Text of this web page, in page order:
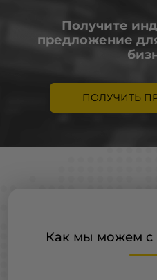
Получите
предложение
ПОЛУЧИТЬ
Как мы можем с